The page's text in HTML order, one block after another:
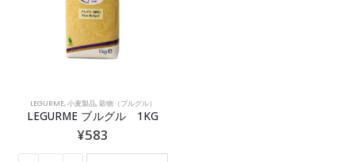
LEGURME,小麦製品,穀物（ブルグル）
LEGURME ブルグル 1KG
¥583